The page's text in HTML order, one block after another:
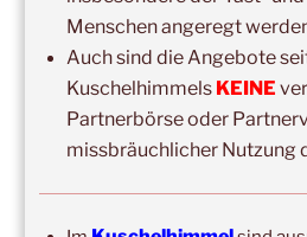
Erbach/Rheingau
Ganztags, 13. September 2026
14:00 –19:00,19. September
Wochenend-Event,26.
Menschen angeregt
Auch sind die Angebote
Kuschelhimmels KEINE
Partnerbörse oder
missbräuchlicher Nutzung